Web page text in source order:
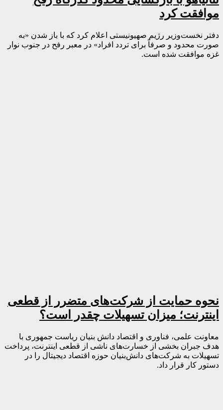
موافقت کرد
دفتر نخست‌وزیر رژیم صهیونیستی اعلام کرد که با باز شدن «به
صورت محدود و صرفاً برای تردد افراد» در معبر رفح در جنوب نوار
غزه موافقت شده است.
نحوه حمایت از شرکت‌های متضرر از قطعی
اینترنت؛ میزان تسهیلات چقدر است؟
معاونت علمی، فناوری و اقتصاد دانش بنیان ریاست جمهوری با
هدف جبران بخشی از خسارت‌های ناشی از قطعی اینترنت، پرداخت
تسهیلات به شرکت‌های دانش‌بنیان حوزه اقتصاد دیجیتال را در
دستور کار قرار داد.